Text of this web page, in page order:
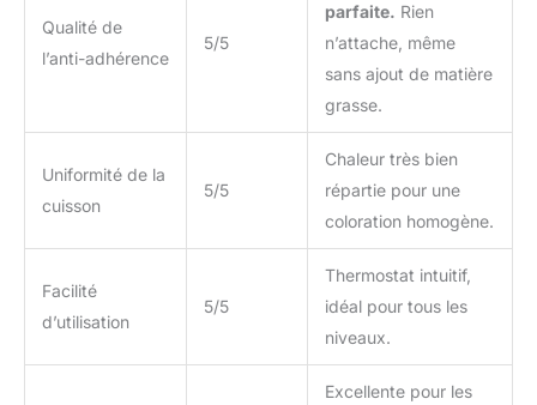
Qualité de
l’anti-adhérence
5/5
parfaite. Rien
n’attache, même
sans ajout de matière
grasse.
Uniformité de la
cuisson
5/5
Chaleur très bien
répartie pour une
coloration homogène.
Facilité
d’utilisation
5/5
Thermostat intuitif,
idéal pour tous les
niveaux.
Excellente pour les